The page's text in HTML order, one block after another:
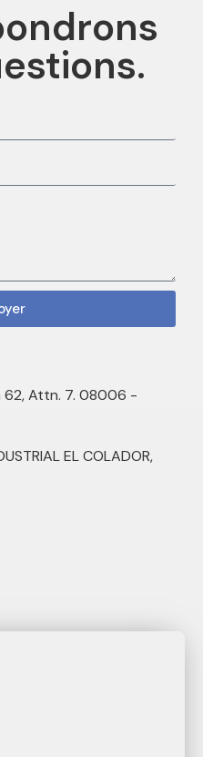
62, Attn. 7. 08006 -
EL COLADOR,